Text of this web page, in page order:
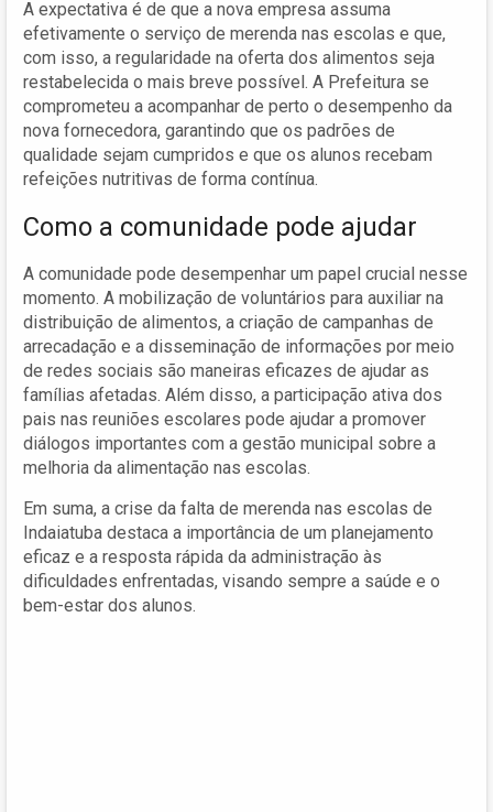
A expectativa é de que a nova empresa assuma
efetivamente o serviço de merenda nas escolas e que,
com isso, a regularidade na oferta dos alimentos seja
restabelecida o mais breve possível. A Prefeitura se
comprometeu a acompanhar de perto o desempenho da
nova fornecedora, garantindo que os padrões de
qualidade sejam cumpridos e que os alunos recebam
refeições nutritivas de forma contínua.
Como a comunidade pode ajudar
A comunidade pode desempenhar um papel crucial nesse
momento. A mobilização de voluntários para auxiliar na
distribuição de alimentos, a criação de campanhas de
arrecadação e a disseminação de informações por meio
de redes sociais são maneiras eficazes de ajudar as
famílias afetadas. Além disso, a participação ativa dos
pais nas reuniões escolares pode ajudar a promover
diálogos importantes com a gestão municipal sobre a
melhoria da alimentação nas escolas.
Em suma, a crise da falta de merenda nas escolas de
Indaiatuba destaca a importância de um planejamento
eficaz e a resposta rápida da administração às
dificuldades enfrentadas, visando sempre a saúde e o
bem-estar dos alunos.